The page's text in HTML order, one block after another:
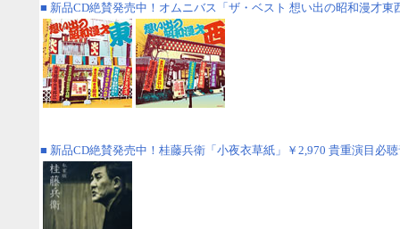
■ 新品CD絶賛発売中！ オムニバス 「ザ・ベスト 想い出の昭和漫才
■ 新品CD絶賛発売中！ 桂藤兵衛「小夜衣草紙」￥2,970 貴重演目必